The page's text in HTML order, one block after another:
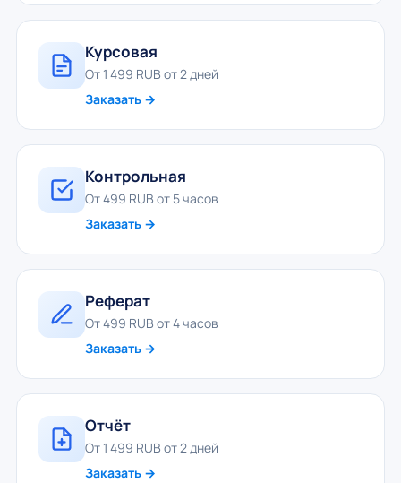
Курсовая
От 1 499 RUB от 2 дней
Заказать →
Контрольная
От 499 RUB от 5 часов
Заказать →
Реферат
От 499 RUB от 4 часов
Заказать →
Отчёт
От 1 499 RUB от 2 дней
Заказать →